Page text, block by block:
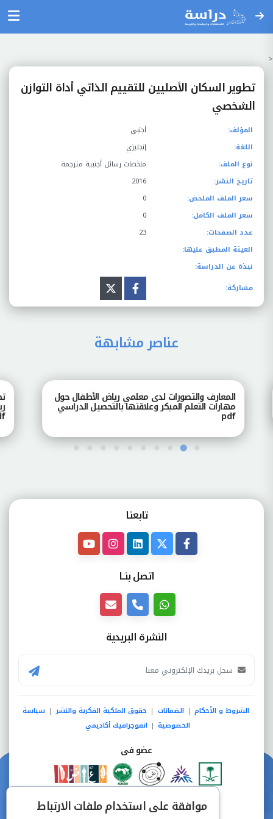
<
تطوير السكان الأصليين للتقييم الذاتي أداة التوازن
الشخصي
المؤلف:
أجنبي
اللغة:
إنجليزي
نوع الملف:
ملخصات رسائل أجنبية مترجمة
تاريخ النشر:
2016
سعر الملف الملخض:
0
سعر الملف الكامل:
0
عدد الصفحات:
23
العينة المطبق عليها:
نبذة عن الدراسة:
مشاركة:
عناصر مشابهة
المعارف والتصورات لدى معلمي رياض الأطفال حول
مهارات التعلم المبكر وعلاقتها بالتحصيل الدراسي
pdf
pdf
تابعنـا
اتصل بنــا
النشرة البريدية
الشروط و الأحكام | الضمانات | حقوق الملكية الفكرية والنشر | سياسة
الخصوصية | انفوجرافيك أكاديمي
عضو فى
دفع آمن من خلال
موافقة على استخدام ملفات الارتباط